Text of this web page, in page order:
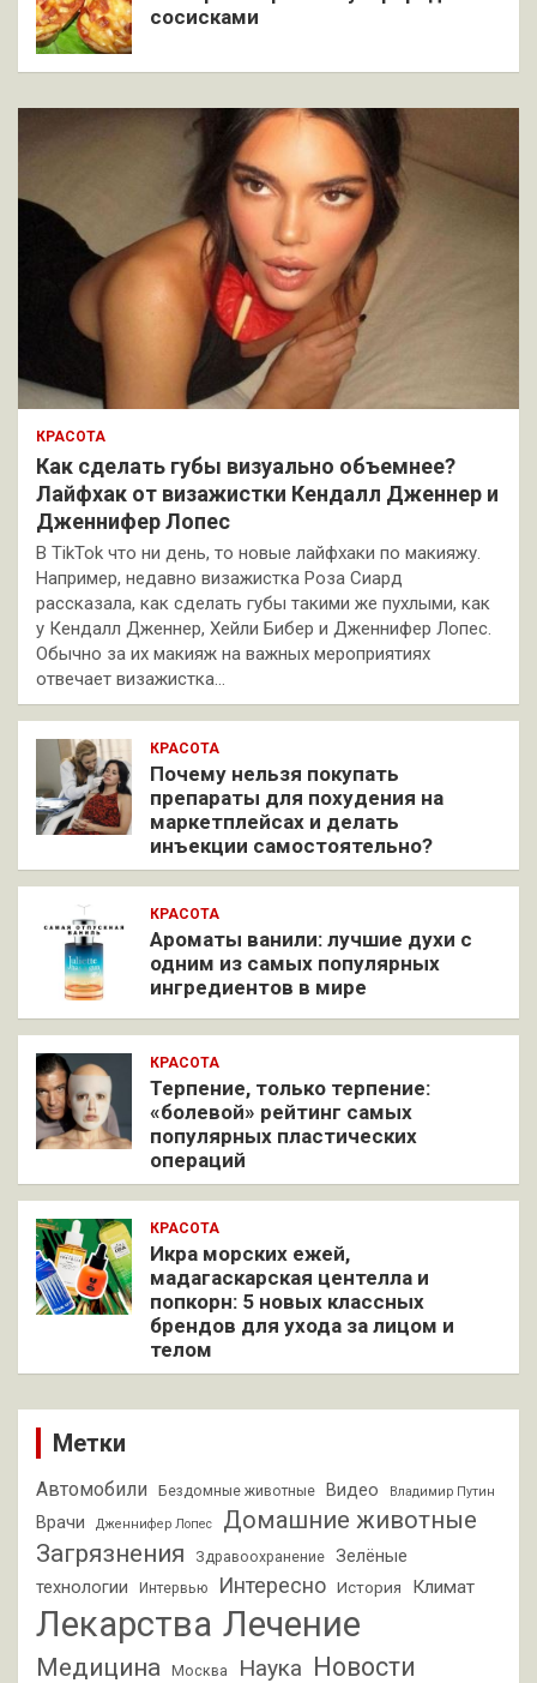
сосисками
КРАСОТА
Как сделать губы визуально объемнее?
Лайфхак от визажистки Кендалл Дженнер и
Дженнифер Лопес
В TikTok что ни день, то новые лайфхаки по макияжу.
Например, недавно визажистка Роза Сиард
рассказала, как сделать губы такими же пухлыми, как
у Кендалл Дженнер, Хейли Бибер и Дженнифер Лопес.
Обычно за их макияж на важных мероприятиях
отвечает визажистка…
КРАСОТА
Почему нельзя покупать
препараты для похудения на
маркетплейсах и делать
инъекции самостоятельно?
КРАСОТА
Ароматы ванили: лучшие духи с
одним из самых популярных
ингредиентов в мире
КРАСОТА
Терпение, только терпение:
«болевой» рейтинг самых
популярных пластических
операций
КРАСОТА
Икра морских ежей,
мадагаскарская центелла и
попкорн: 5 новых классных
брендов для ухода за лицом и
телом
Метки
Автомобили Бездомные животные Видео Владимир Путин
Врачи Дженнифер Лопес
Домашние животные
Загрязнения
Здравоохранение
Зелёные
технологии
Интервью Интересно История Климат
Лекарства Лечение
Медицина Москва Наука Новости